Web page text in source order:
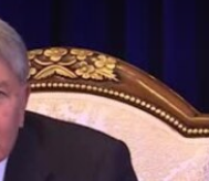
available